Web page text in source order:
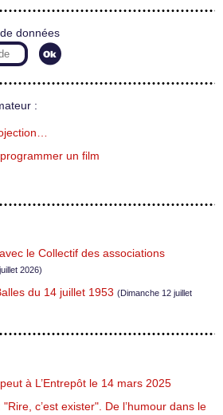
données
:
un film
le Collectif des associations
2026)
du 14 juillet 1953 (Dimanche 12 juillet
à L’Entrepôt le 14 mars 2025
c’est exister". De l’humour dans le